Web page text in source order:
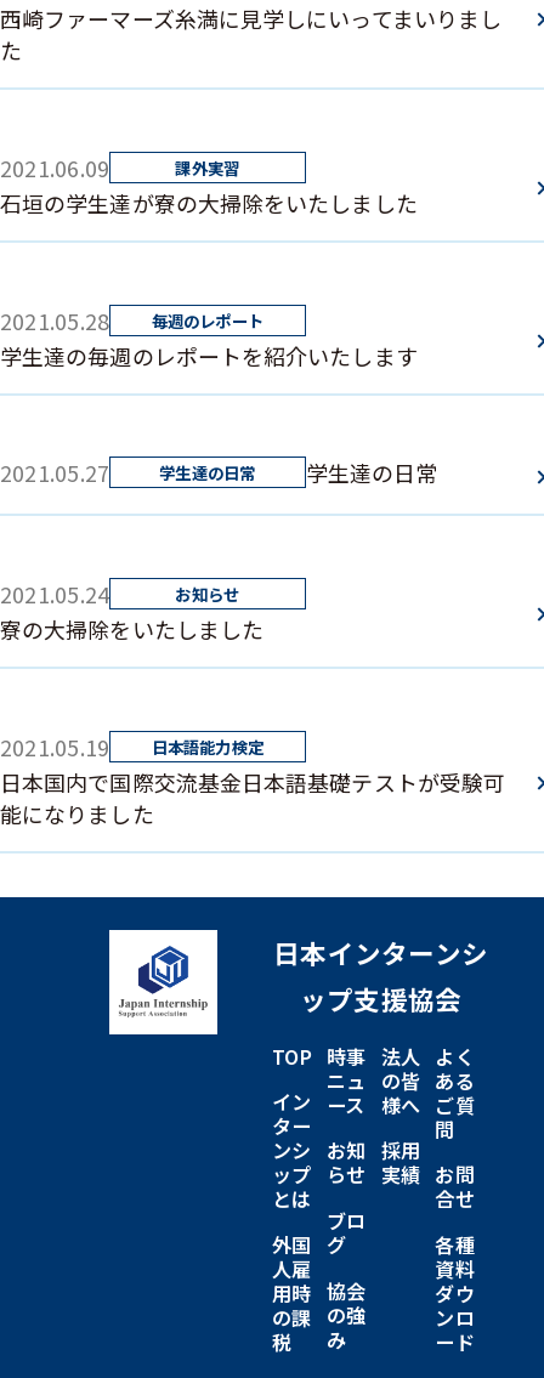
西崎ファーマーズ糸満に見学しにいってまいりまし
た
2021.06.09
石垣の学生達が寮の大掃除をいたしました
2021.05.28
学生達の毎週のレポートを紹介いたします
2021.05.27 学生達の日常
2021.05.24
寮の大掃除をいたしました
2021.05.19
日本国内で国際交流基金日本語基礎テストが受験可
能になりました
日本インターンシ
ップ支援協会
TOP
イン
ター
ンシ
ップ
とは
外国
人雇
用時
の課
税
時事
ニュ
ース
お知
らせ
ブロ
グ
協会
の強
み
法人
の皆
様へ
採用
実績
よく
ある
ご質
問
お問
合せ
各種
資料
ダウ
ンロ
ード